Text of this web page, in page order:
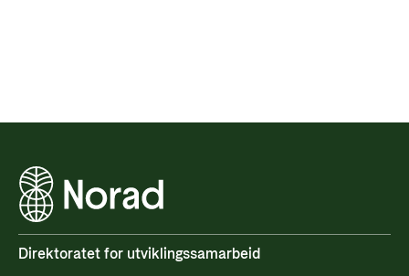
Direktoratet for utviklingssamarbeid